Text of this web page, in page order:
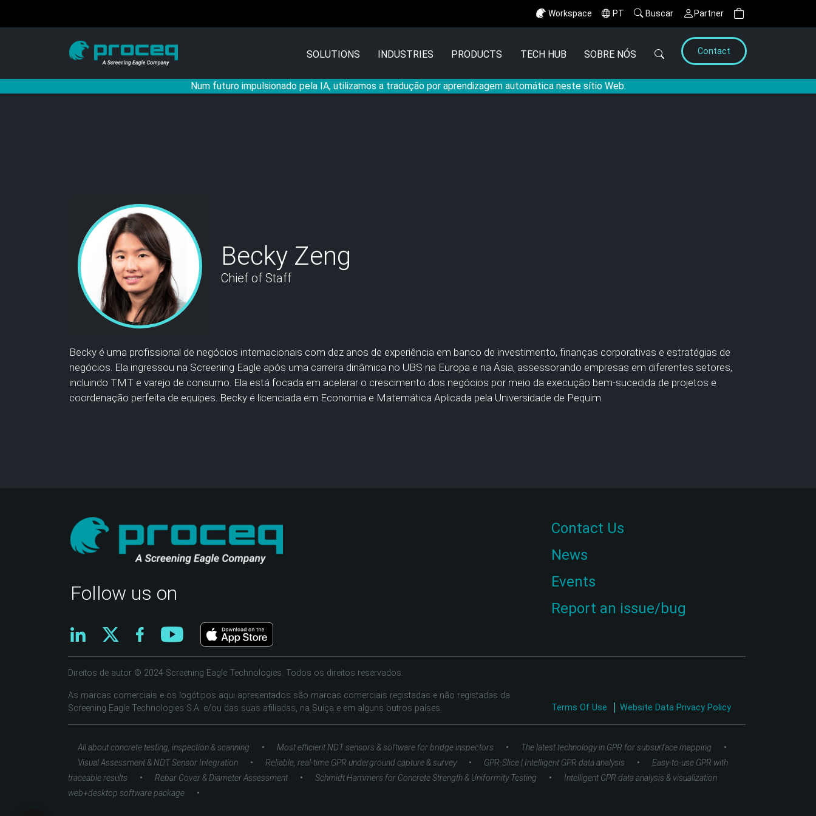
Workspace PT Buscar Partner
Num futuro impulsionado pela IA, utilizamos a tradução por aprendizagem automática neste sítio Web.
SOLUTIONS INDUSTRIES PRODUCTS TECH HUB SOBRE NÓS Contact
Becky Zeng
Chief of Staff
Becky é uma profissional de negócios internacionais com dez anos de experiência em banco de investimento, finanças corporativas e estratégias de
negócios. Ela ingressou na Screening Eagle após uma carreira dinâmica no UBS na Europa e na Ásia, assessorando empresas em diferentes setores,
incluindo TMT e varejo de consumo. Ela está focada em acelerar o crescimento dos negócios por meio da execução bem-sucedida de projetos e
coordenação perfeita de equipes. Becky é licenciada em Economia e Matemática Aplicada pela Universidade de Pequim.
Follow us on
Contact Us
News
Events
Report an issue/bug
Direitos de autor © 2024 Screening Eagle Technologies. Todos os direitos reservados.
As marcas comerciais e os logótipos aqui apresentados são marcas comerciais registadas e não registadas da
Screening Eagle Technologies S.A. e/ou das suas afiliadas, na Suíça e em alguns outros países.
Terms Of Use Website Data Privacy Policy
All about concrete testing, inspection & scanning • Most efficient NDT sensors & software for bridge inspectors • The latest technology in GPR for subsurface mapping •
Visual Assessment & NDT Sensor Integration • Reliable, real-time GPR underground capture & survey • GPR-Slice | Intelligent GPR data analysis •
Easy-to-use GPR with
traceable results
• Rebar Cover & Diameter Assessment • Schmidt Hammers for Concrete Strength & Uniformity Testing •
Intelligent GPR data analysis & visualization
web+desktop software package
•